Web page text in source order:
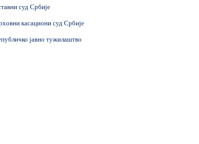
суд Србије
касациони суд Србије
јавно тужилаштво